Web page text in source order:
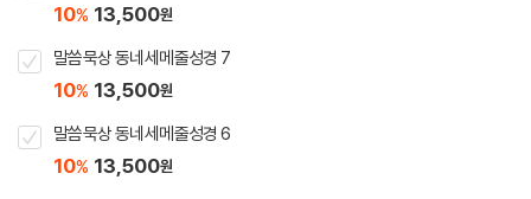
10% 13,500원
말씀묵상 동네세메줄성경 7
10% 13,500원
말씀묵상 동네세메줄성경 6
10% 13,500원